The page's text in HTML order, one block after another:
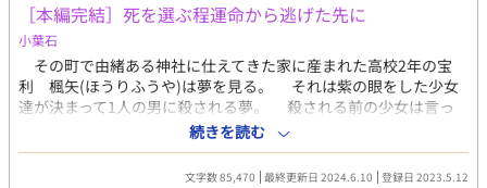
［本編完結］死を選ぶ程運命から逃げた先に
小葉石
その町で由緒ある神社に仕えてきた家に産まれた高校2年の宝
利 楓矢(ほうりふうや)は夢を見る。 それは紫の眼をした少女
達が決まって1人の男に殺される夢。 殺される前の少女は言っ
た。望まぬ未来に絶望を感じて。 ＂もういいと言うまで、私を殺
してほしい＂ と…… その時に楓矢が感じるのは、刀を突き立
てる男の胸を貫く様な激しい後悔と悲しみだった……反対に殺さ
続きを読む
文字数 85,470 最終更新日 2024.6.10 登録日 2023.5.12